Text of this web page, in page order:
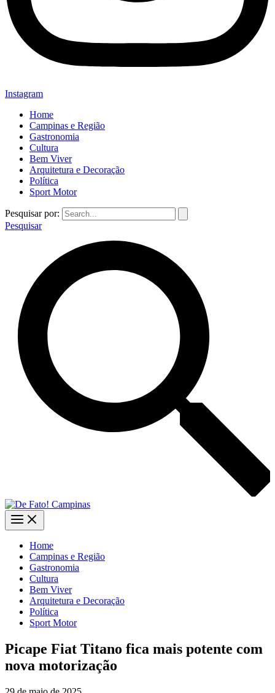
Instagram
Home
Campinas e Região
Gastronomia
Cultura
Bem Viver
Arquitetura e Decoração
Política
Sport Motor
Pesquisar por:
Pesquisar
Home
Campinas e Região
Gastronomia
Cultura
Bem Viver
Arquitetura e Decoração
Política
Sport Motor
Picape Fiat Titano fica mais potente com
nova motorização